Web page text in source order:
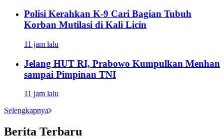
Polisi Kerahkan K-9 Cari Bagian Tubuh
Korban Mutilasi di Kali Licin
11 jam lalu
Jelang HUT RI, Prabowo Kumpulkan Menhan
sampai Pimpinan TNI
11 jam lalu
Selengkapnya
Berita Terbaru